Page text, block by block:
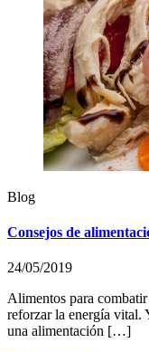
Blog
Consejos de
24/05/2019
Alimentos para
reforzar la energía vital.
una alimentación […]